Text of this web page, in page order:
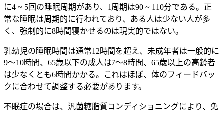
に4 ~ 5回の睡眠周期があり、1周期は90 ~ 110分である。正
常な睡眠は周期的に行われており、ある人は少ない人が多
く、強制的に8時間寝かせるのは現実的ではない。
乳幼児の睡眠時間は通常12時間を超え、未成年者は一般的に
9〜10時間、65歳以下の成人は7〜8時間、65歳以上の高齢者
は少なくとも6時間かかる。これはほぼ、体のフィードバッ
クに合わせて調整する必要があります。
不眠症の場合は、汎菌糖脂質コンディショニングにより、免